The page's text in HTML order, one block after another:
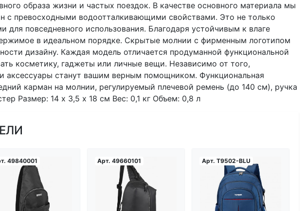
образа жизни и частых поездок. В качестве основного материала мы
с превосходными водоотталкивающими свойствами. Это не только
для повседневного использования. Благодаря устойчивым к влаге
в идеальном порядке. Скрытые молнии с фирменным логотипом
дизайну. Каждая модель отличается продуманной функциональной
косметику, гаджеты или личные вещи. Независимо от того,
аксессуары станут вашим верным помощником. Функциональная
карман на молнии, регулируемый плечевой ремень (до 140 см), ручка
Размер: 14 х 3,5 х 18 см Вес: 0,1 кг Объем: 0,8 л
49840001 Арт. 49660101 Арт. T9502-BLU